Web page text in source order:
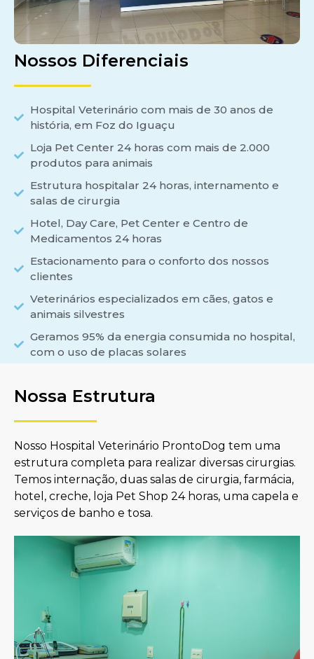
Nossos Diferenciais
Hospital Veterinário com mais de 30 anos de
história, em Foz do Iguaçu
Loja Pet Center 24 horas com mais de 2.000
produtos para animais
Estrutura hospitalar 24 horas, internamento e
salas de cirurgia
Hotel, Day Care, Pet Center e Centro de
Medicamentos 24 horas
Estacionamento para o conforto dos nossos
clientes
Veterinários especializados em cães, gatos e
animais silvestres
Geramos 95% da energia consumida no hospital,
com o uso de placas solares
Nossa Estrutura
Nosso Hospital Veterinário ProntoDog tem uma
estrutura completa para realizar diversas cirurgias.
Temos internação, duas salas de cirurgia, farmácia,
hotel, creche, loja Pet Shop 24 horas, uma capela e
serviços de banho e tosa.